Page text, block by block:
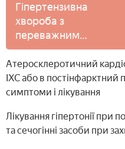
Гіпертензивна
хвороба з
переважним
ураженням серця:
лікування
Атеросклеротичний
ІХС або в постінфарктний
симптоми і лікування
Лікування гіпертонії при
та сечогінні засоби при